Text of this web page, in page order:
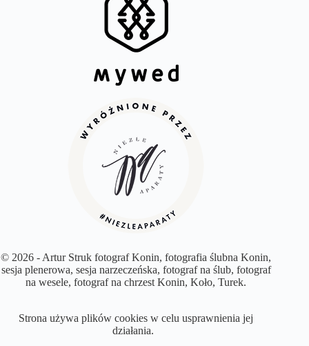
© 2026 - Artur Struk fotograf Konin, fotografia ślubna Konin,
sesja plenerowa, sesja narzeczeńska, fotograf na ślub, fotograf
na wesele, fotograf na chrzest Konin, Koło, Turek.
Strona używa plików cookies w celu usprawnienia jej
działania.